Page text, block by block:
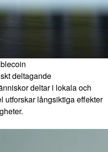
deltagande
deltar i lokala och
utforskar långsiktiga effekter